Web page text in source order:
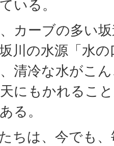
いる。
カーブの多い
川の水源「水
清冷な水がこ
にもかれるこ
る。
ちは、今でも